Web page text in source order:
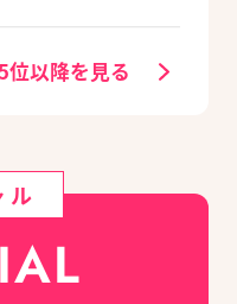
位以降を見る
ル